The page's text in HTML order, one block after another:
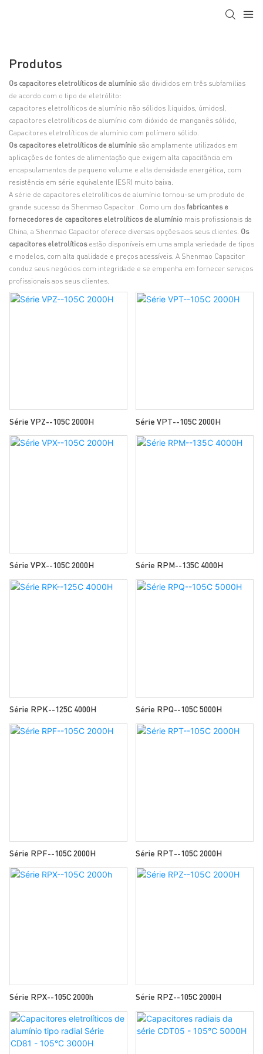
Produtos
Os capacitores eletrolíticos de alumínio são divididos em três subfamílias
de acordo com o tipo de eletrólito:
capacitores eletrolíticos de alumínio não sólidos (líquidos, úmidos),
capacitores eletrolíticos de alumínio com dióxido de manganês sólido,
Capacitores eletrolíticos de alumínio com polímero sólido.
Os capacitores eletrolíticos de alumínio são amplamente utilizados em
aplicações de fontes de alimentação que exigem alta capacitância em
encapsulamentos de pequeno volume e alta densidade energética, com
resistência em série equivalente (ESR) muito baixa.
A série de capacitores eletrolíticos de alumínio tornou-se um produto de
grande sucesso da Shenmao Capacitor . Como um dos fabricantes e
fornecedores de capacitores eletrolíticos de alumínio mais profissionais da
China, a Shenmao Capacitor oferece diversas opções aos seus clientes. Os
capacitores eletrolíticosestão disponíveis em uma ampla variedade de tipos
e modelos, com alta qualidade e preços acessíveis. A Shenmao Capacitor
conduz seus negócios com integridade e se empenha em fornecer serviços
profissionais aos seus clientes.
Série VPZ--105C 2000H Série VPT--105C 2000H
Série VPX--105C 2000H Série RPM--135C 4000H
Série RPK--125C 4000H Série RPQ--105C 5000H
Série RPF--105C 2000H Série RPT--105C 2000H
Série RPX--105C 2000h Série RPZ--105C 2000H